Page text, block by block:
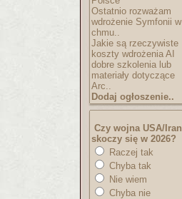
Ostatnio rozważam
wdrożenie Symfonii w
chmu..
Jakie są rzeczywiste
koszty wdrożenia AI
dobre szkolenia lub
materiały dotyczące
Arc..
Dodaj ogłoszenie..
Czy wojna USA/Iran
skoczy się w 2026?
Raczej tak
Chyba tak
Nie wiem
Chyba nie